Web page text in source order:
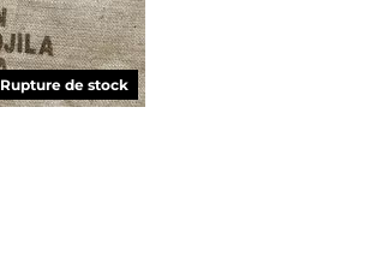
Rupture de stock